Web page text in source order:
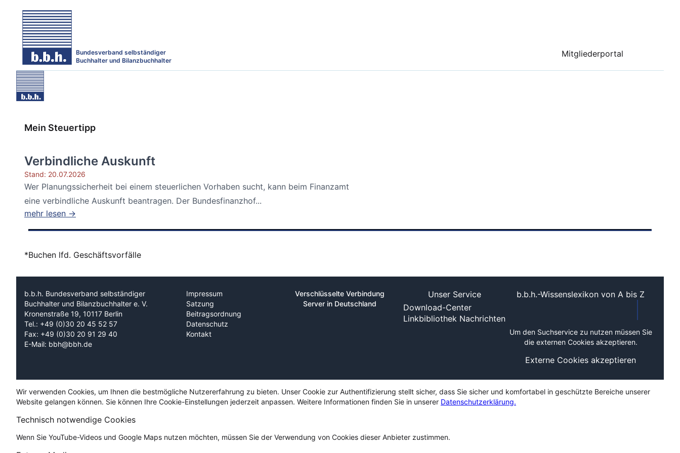
Bundesverband selbständiger
Buchhalter und Bilanzbuchhalter
Mitgliederportal
Mein Steuertipp
Verbindliche Auskunft
Stand: 20.07.2026
Wer Planungssicherheit bei einem steuerlichen Vorhaben sucht, kann beim Finanzamt
eine verbindliche Auskunft beantragen. Der Bundesfinanzhof...
mehr lesen →
*Buchen lfd. Geschäftsvorfälle
b.b.h. Bundesverband selbständiger
Buchhalter und Bilanzbuchhalter e. V.
Kronenstraße 19, 10117 Berlin
Tel.: +49 (0)30 20 45 52 57
Fax: +49 (0)30 20 91 29 40
E-Mail: bbh@bbh.de
Impressum
Satzung
Beitragsordnung
Datenschutz
Kontakt
Verschlüsselte Verbindung
Server in Deutschland
Unser Service
Download-Center
Linkbibliothek Nachrichten
b.b.h.-Wissenslexikon von A bis Z
Um den Suchservice zu nutzen müssen Sie
die externen Cookies akzeptieren.
Externe Cookies akzeptieren
Wir verwenden Cookies, um Ihnen die bestmögliche Nutzererfahrung zu bieten. Unser Cookie zur Authentifizierung stellt sicher, dass Sie sicher und komfortabel in geschützte Bereiche unserer
Website gelangen können. Sie können Ihre Cookie-Einstellungen jederzeit anpassen. Weitere Informationen finden Sie in unserer Datenschutzerklärung.
Technisch notwendige Cookies
Wenn Sie YouTube-Videos und Google Maps nutzen möchten, müssen Sie der Verwendung von Cookies dieser Anbieter zustimmen.